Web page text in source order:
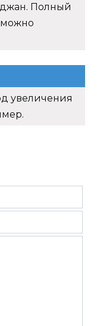
Полный
можно
увеличения